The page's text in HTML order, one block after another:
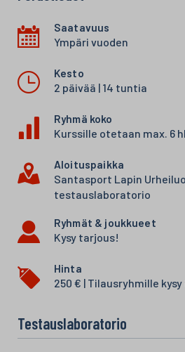
Saatavuus
Ympäri vuoden
Kesto
2 päivää | 14 tuntia
Ryhmä koko
Kurssille otetaan max. 6
Aloituspaikka
Santasport Lapin
testauslaboratorio
Ryhmät & joukkueet
Kysy tarjous!
Hinta
250 € | Tilausryhmille
Testauslaboratorio